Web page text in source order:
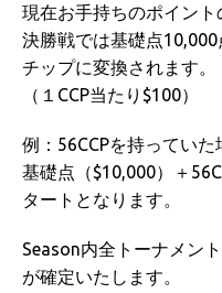
現在お手持ちのポイント
決勝戦では基礎点
チップに変換されます。
（１CCP当たり$100）
例：56CCPを持っていた
基礎点（$10,000）＋
タートとなります。
Season内全トーナメン
が確定いたします。